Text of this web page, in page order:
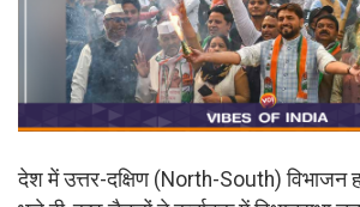
देश में उत्तर-दक्षिण (North-South) विभाजन